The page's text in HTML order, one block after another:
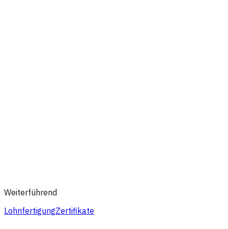
Weiterführend
LohnfertigungZertifikate